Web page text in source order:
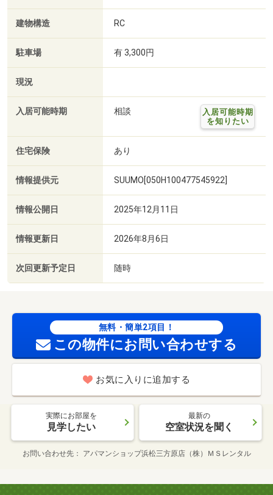
建物構造 RC
駐車場 有 3,300円
現況
入居可能時期 相談
入居可能時期
を知りたい
住宅保険 あり
情報提供元 SUUMO[050H100477545922]
情報公開日 2025年12月11日
情報更新日 2026年8月6日
次回更新予定日 随時
無料・簡単2項目！
この物件にお問い合わせする
お気に入りに追加する
実際にお部屋を
見学したい
最新の
空室状況を聞く
お問い合わせ先 アパマンショップ浜松三方原店（株）ＭＳレンタル